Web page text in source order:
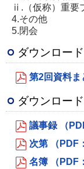
ⅱ.（仮称）重要
4.その他
5.閉会
ダウンロード
第2回資料ま
ダウンロード
議事録 （
次第 （PDF
名簿 （PDF